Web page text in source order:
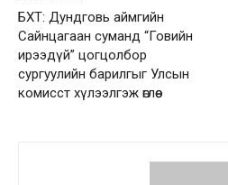
БХТ: Дундговь аймгийн
Сайнцагаан суманд “Говийн
ирээдүй” цогцолбор
сургуулийн барилгыг Улсын
комисст хүлээлгэж өглөө